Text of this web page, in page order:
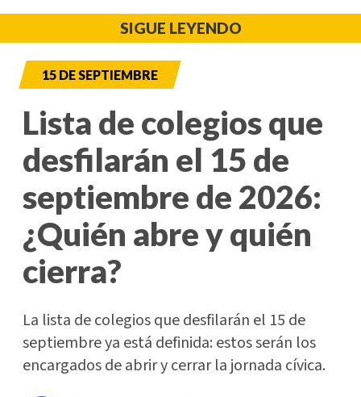
SIGUE LEYENDO
15 DE SEPTIEMBRE
Lista de colegios que
desfilarán el 15 de
septiembre de 2026:
¿Quién abre y quién
cierra?
La lista de colegios que desfilarán el 15 de
septiembre ya está definida: estos serán los
encargados de abrir y cerrar la jornada cívica.